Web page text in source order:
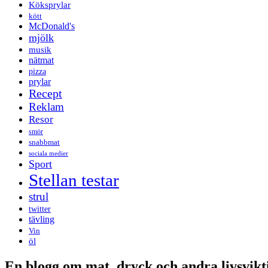
Köksprylar
kött
McDonald's
mjölk
musik
nätmat
pizza
prylar
Recept
Reklam
Resor
smör
snabbmat
sociala medier
Sport
Stellan testar
strul
twitter
tävling
Vin
öl